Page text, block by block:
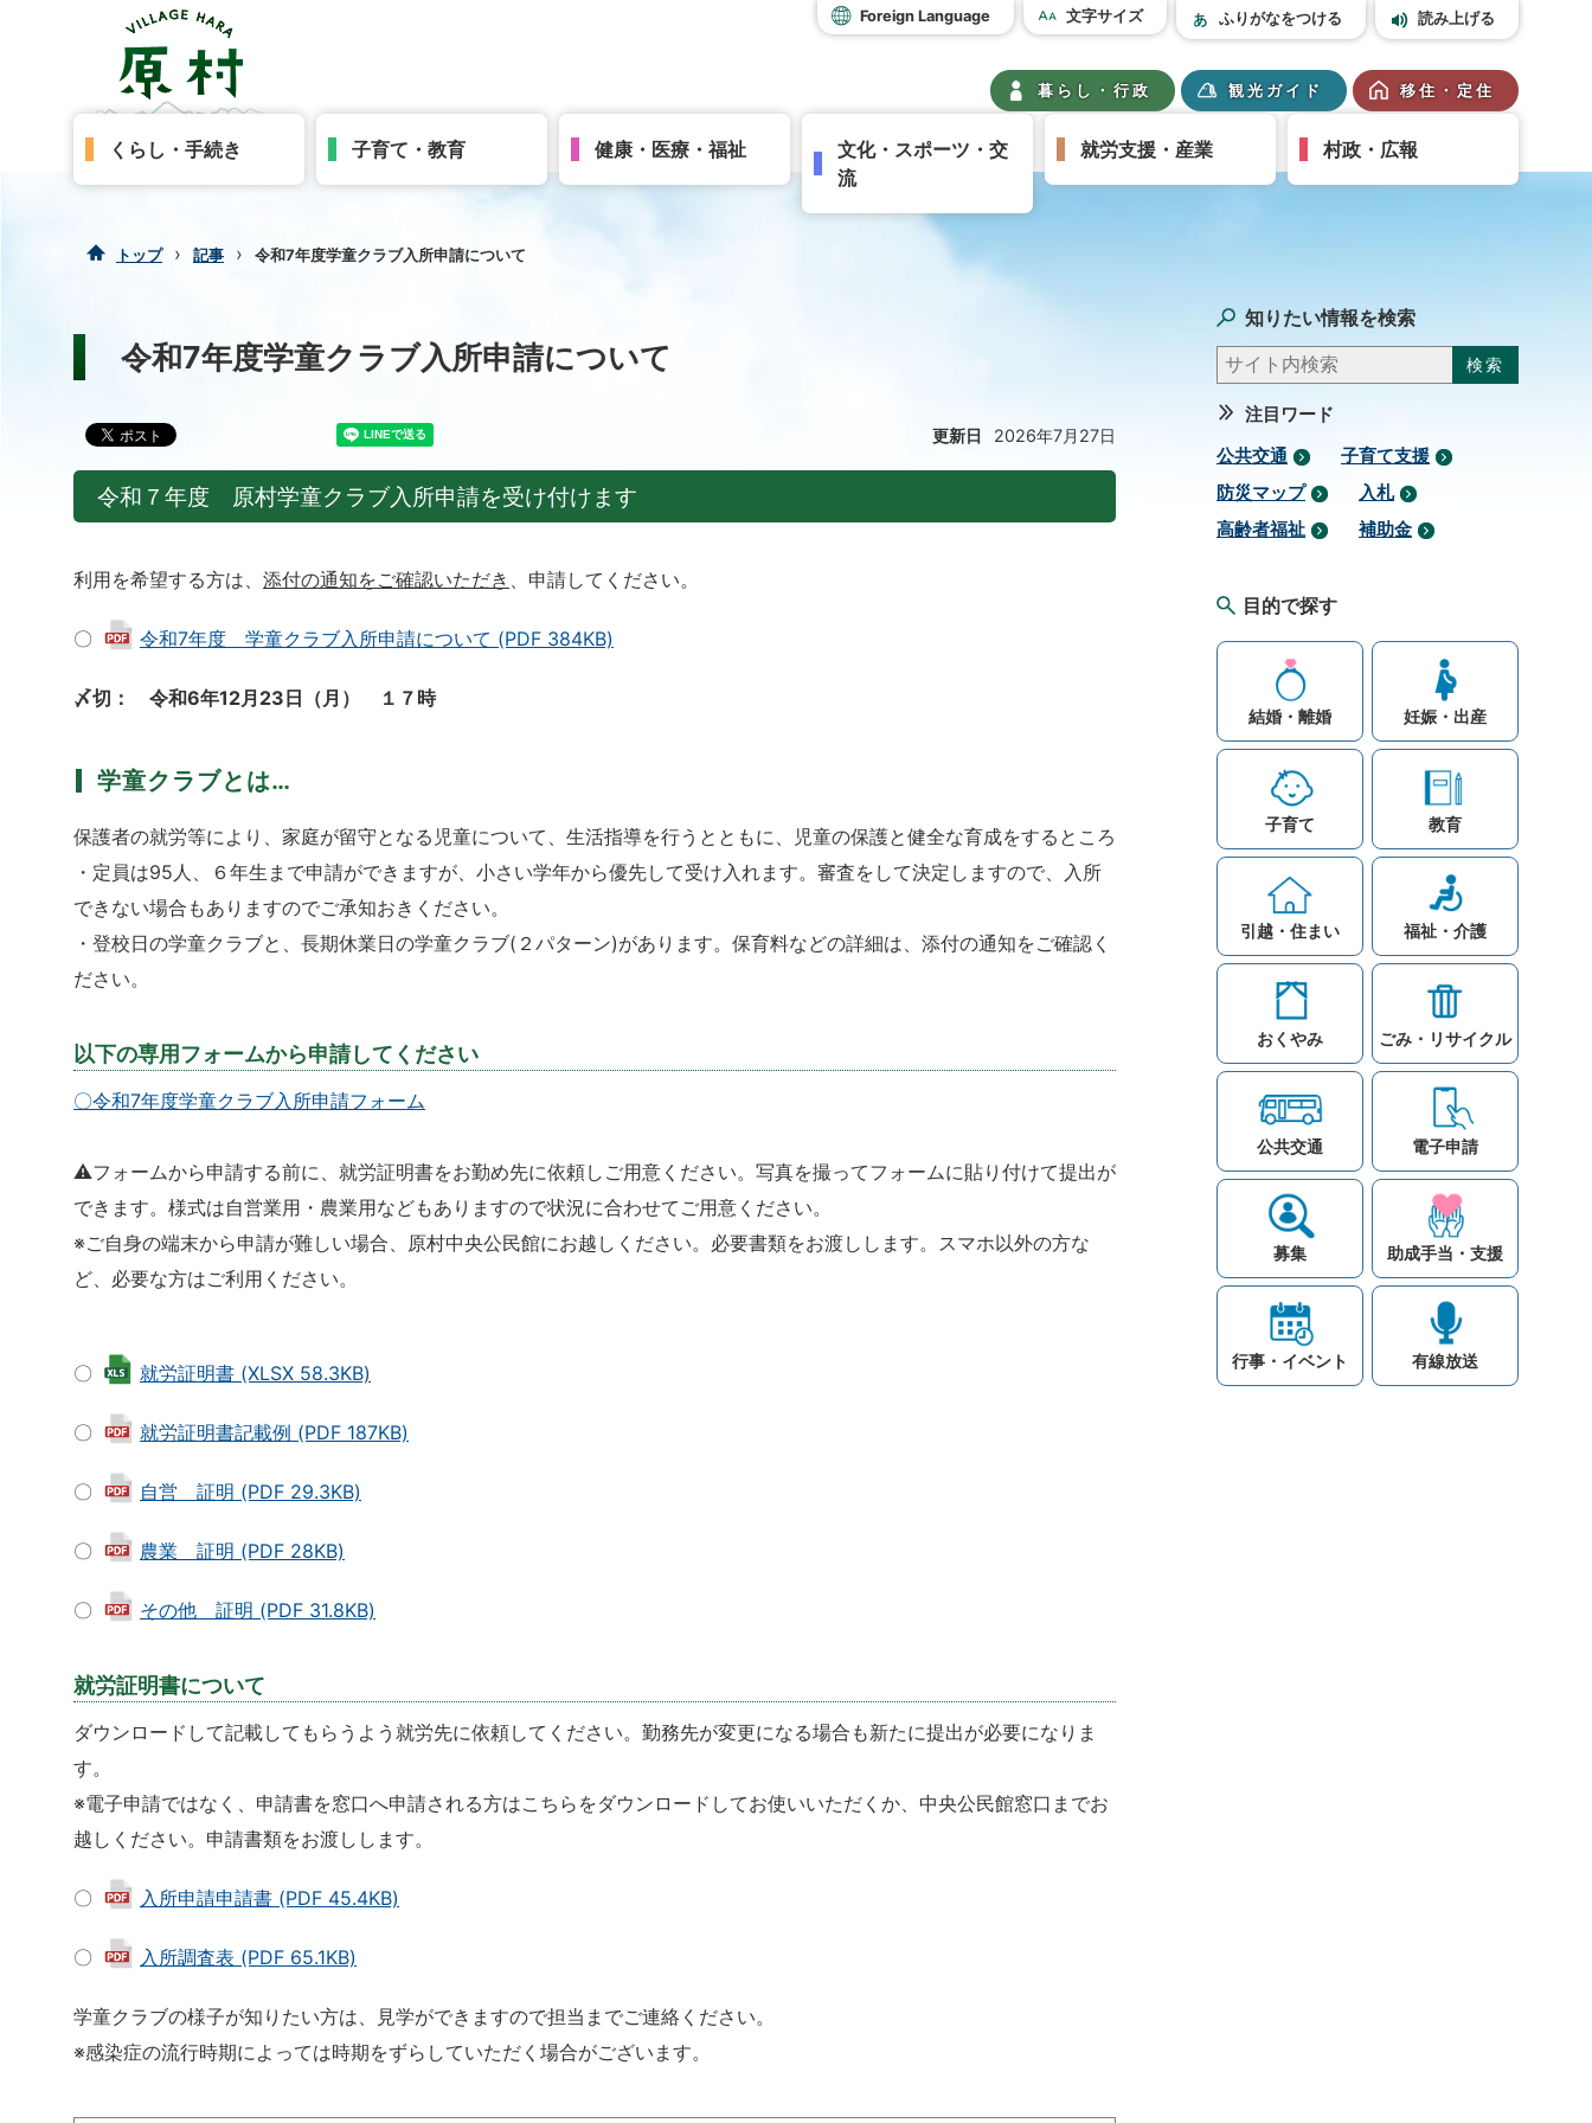
Foreign Language 文字サイズ ふりがなをつける 読み上げる
暮らし・行政 観光ガイド 移住・定住
くらし・手続き 子育て・教育 健康・医療・福祉
文化・スポーツ・交
流
就労支援・産業 村政・広報
トップ › 記事 › 令和7年度学童クラブ入所申請について
令和7年度学童クラブ入所申請について
更新日 2026年7月27日
令和７年度 原村学童クラブ入所申請を受け付けます
利用を希望する方は、 添付の通知をご確認いただき 、申請してください。
〇 令和7年度 学童クラブ入所申請について (PDF 384KB)
〆切： 令和6年12月23日（月） １７時
学童クラブとは…
保護者の就労等により、家庭が留守となる児童について、生活指導を行うとともに、児童の保護と健全な育成をするところ
・定員は95人、６年生まで申請ができますが、小さい学年から優先して受け入れます。審査をして決定しますので、入所
できない場合もありますのでご承知おきください。
・登校日の学童クラブと、長期休業日の学童クラブ(２パターン)があります。保育料などの詳細は、添付の通知をご確認く
ださい。
以下の専用フォームから申請してください
〇令和7年度学童クラブ入所申請フォーム
⚠フォームから申請する前に、就労証明書をお勤め先に依頼しご用意ください。写真を撮ってフォームに貼り付けて提出が
できます。様式は自営業用・農業用などもありますので状況に合わせてご用意ください。
※ご自身の端末から申請が難しい場合、原村中央公民館にお越しください。必要書類をお渡しします。スマホ以外の方な
ど、必要な方はご利用ください。
〇 就労証明書 (XLSX 58.3KB)
〇 就労証明書記載例 (PDF 187KB)
〇 自営 証明 (PDF 29.3KB)
〇 農業 証明 (PDF 28KB)
〇 その他 証明 (PDF 31.8KB)
就労証明書について
ダウンロードして記載してもらうよう就労先に依頼してください。勤務先が変更になる場合も新たに提出が必要になりま
す。
※電子申請ではなく、申請書を窓口へ申請される方はこちらをダウンロードしてお使いいただくか、中央公民館窓口までお
越しください。申請書類をお渡しします。
〇 入所申請申請書 (PDF 45.4KB)
〇 入所調査表 (PDF 65.1KB)
学童クラブの様子が知りたい方は、見学ができますので担当までご連絡ください。
※感染症の流行時期によっては時期をずらしていただく場合がございます。
知りたい情報を検索
注目ワード
公共交通
子育て支援
防災マップ
入札
高齢者福祉
補助金
目的で探す
結婚・離婚 妊娠・出産
子育て 教育
引越・住まい 福祉・介護
おくやみ ごみ・リサイクル
公共交通 電子申請
募集 助成手当・支援
行事・イベント 有線放送